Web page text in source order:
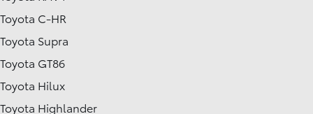
Toyota C-HR
Toyota Supra
Toyota GT86
Toyota Hilux
Toyota Highlander